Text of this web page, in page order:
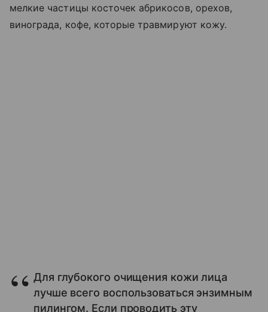
мелкие частицы косточек абрикосов, орехов,
винограда, кофе, которые травмируют кожу.
Для глубокого очищения кожи лица
лучше всего воспользоваться энзимным
пилингом. Если проводить эту